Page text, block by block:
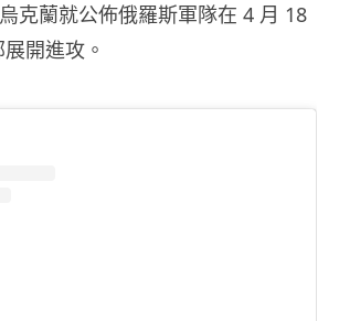
烏克蘭就公佈俄羅斯軍隊在 4 月 18
開進攻。